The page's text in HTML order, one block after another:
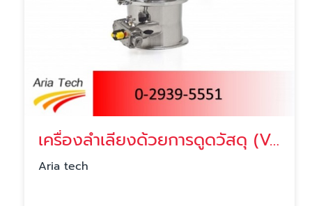
เครื่องลำเลียงด้วยการดูดวัสดุ (Vacuum Conveying)
Aria tech